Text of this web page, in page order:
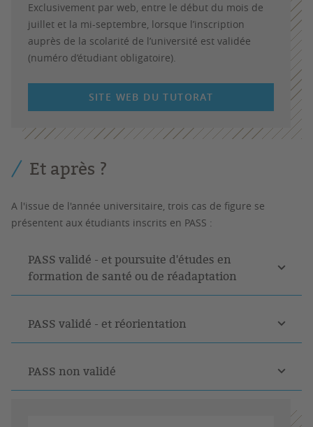
Exclusivement par web, entre le début du mois de
juillet et la mi-septembre, lorsque l’inscription
auprès de la scolarité de l’université est validée
(numéro d’étudiant obligatoire).
SITE WEB DU TUTORAT
Et après ?
A l'issue de l'année universitaire, trois cas de figure se
présentent aux étudiants inscrits en PASS :
PASS validé - et poursuite d'études en
formation de santé ou de réadaptation
PASS validé - et réorientation
PASS non validé